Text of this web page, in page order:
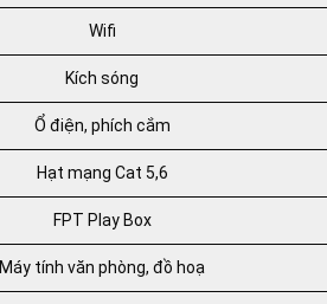
Wifi
Kích sóng
Ổ điện, phích cắm
Hạt mạng Cat 5,6
FPT Play Box
Máy tính văn phòng, đồ hoạ